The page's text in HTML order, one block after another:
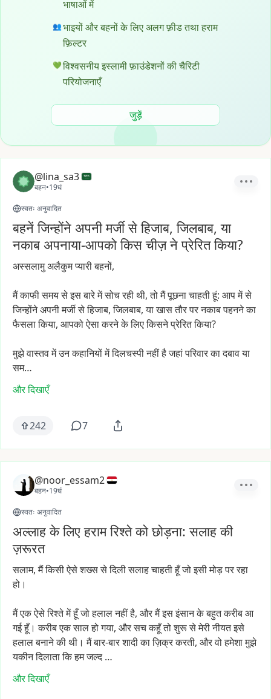
भाषाओं में
👥भाइयों और बहनों के लिए अलग फ़ीड तथा हराम
फ़िल्टर
💚विश्वसनीय इस्लामी फ़ाउंडेशनों की चैरिटी
परियोजनाएँ
जुड़ें
@lina_sa3
बहन•19घं
स्वतः अनुवादित
बहनें जिन्होंने अपनी मर्जी से हिजाब, जिलबाब, या
नकाब अपनाया-आपको किस चीज़ ने प्रेरित किया?
अस्सलामुअलैकुमप्यारीबहनों,
मैंकाफीसमयसेइसबारेमेंसोचरहीथी, तोमैंपूछनाचाहतीहूं: आपमेंसे
जिन्होंनेअपनीमर्जीसेहिजाब, जिलबाब, याखासतौरपरनकाबपहननेका
फैसलाकिया, आपकोऐसाकरनेकेलिएकिसनेप्रेरितकिया?
मुझेवास्तवमेंउनकहानियोंमेंदिलचस्पीनहींहैजहांपरिवारकादबावया
सम…
और दिखाएँ
242 7
@noor_essam2
बहन•19घं
स्वतः अनुवादित
अल्लाह के लिए हराम रिश्ते को छोड़ना: सलाह की
ज़रूरत
सलाम, मैंकिसीऐसेशख्ससेदिलीसलाहचाहतीहूँजोइसीमोड़पररहा
हो।
मैंएकऐसेरिश्तेमेंहूँजोहलालनहींहै, औरमैंइसइंसानकेबहुतकरीबआ
गईहूँ। करीबएकसालहोगया, औरसचकहूँतोशुरूसेमेरीनीयतइसे
हलालबनानेकीथी। मैंबार-बारशादीकाज़िक्रकरती, औरवोहमेशामुझे
यकीनदिलाताकिहमजल्द …
और दिखाएँ